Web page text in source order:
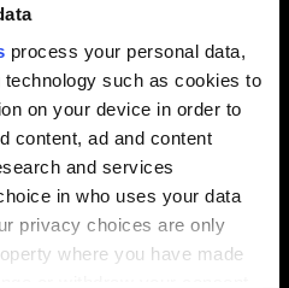
process your personal data,
such as cookies to
on your device in order to
content, ad and content
and services
in who uses your data
privacy choices are only
where you have made